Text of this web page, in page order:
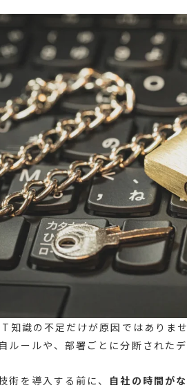
知識の不足だけが原因ではありま
ルールや、部署ごとに分断された
術を導入する前に、 自社の時間が